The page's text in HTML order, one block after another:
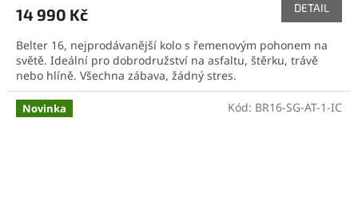
14 990 Kč DETAIL
Belter 16, nejprodávanější kolo s řemenovým pohonem na
světě. Ideální pro dobrodružství na asfaltu, štěrku, trávě
nebo hlíně. Všechna zábava, žádný stres.
Novinka Kód: BR16-SG-AT-1-IC